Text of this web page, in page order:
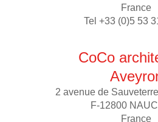
France
Tel +33 (0)5 53
CoCo
2 avenue de
F-12800
France